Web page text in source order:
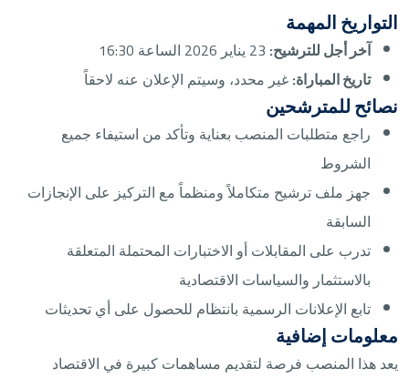
التواريخ المهمة
آخر أجل للترشيح:
تاريخ المباراة:غير محدد، وسيتم الإعلان عنه لاحقاً
نصائح للمترشحين
راجع متطلبات المنصب بعناية وتأكد من استيفاء جميع
الشروط
جهز ملف ترشيح متكاملاً ومنظماً مع التركيز على الإنجازات
السابقة
تدرب على المقابلات أو الاختبارات المحتملة المتعلقة
بالاستثمار والسياسات الاقتصادية
تابع الإعلانات الرسمية بانتظام للحصول على أي تحديثات
معلومات إضافية
يعد هذا المنصب فرصة لتقديم مساهمات كبيرة في الاقتصاد